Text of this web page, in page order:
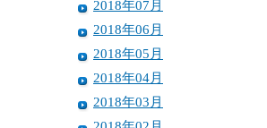
2018年07月
2018年06月
2018年05月
2018年04月
2018年03月